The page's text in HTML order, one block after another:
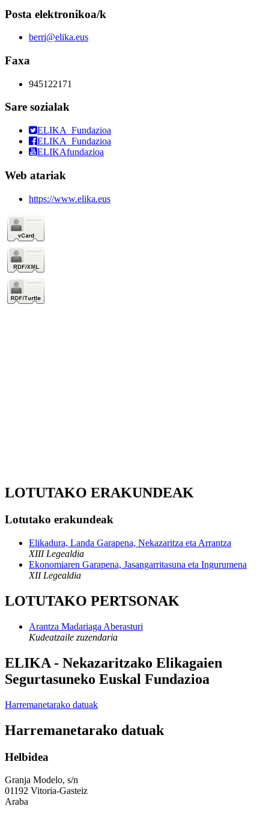
Posta elektronikoa/k
berri@elika.eus
Faxa
945122171
Sare sozialak
ELIKA_Fundazioa
ELIKA_Fundazioa
ELIKAfundazioa
Web atariak
https://www.elika.eus
LOTUTAKO ERAKUNDEAK
Lotutako erakundeak
Elikadura, Landa Garapena, Nekazaritza eta Arrantza
XIII Legealdia
Ekonomiaren Garapena, Jasangarritasuna eta Ingurumena
XII Legealdia
LOTUTAKO PERTSONAK
Arantza Madariaga Aberasturi
Kudeatzaile zuzendaria
ELIKA - Nekazaritzako Elikagaien
Segurtasuneko Euskal Fundazioa
Harremanetarako datuak
Harremanetarako datuak
Helbidea
Granja Modelo, s/n
01192 Vitoria-Gasteiz
Araba